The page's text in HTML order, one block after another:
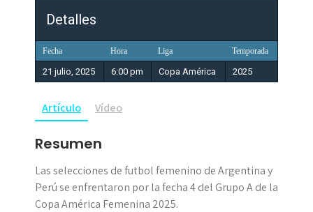
Detalles
Fecha Hora Liga Temporada
21 julio, 2025 6:00 pm Copa América 2025
Artículo Vídeo
Resumen
Las selecciones de futbol femenino de Argentina y
Perú se enfrentaron por la fecha 4 del Grupo A de la
Copa América Femenina 2025.